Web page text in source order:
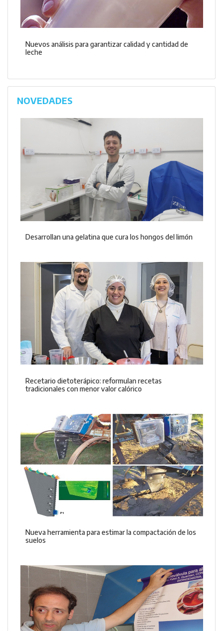
Nuevos análisis para garantizar calidad y cantidad de
leche
NOVEDADES
Desarrollan una gelatina que cura los hongos del limón
Recetario dietoterápico: reformulan recetas
tradicionales con menor valor calórico
Nueva herramienta para estimar la compactación de los
suelos